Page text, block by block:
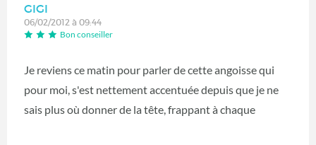
GIGI
06/02/2012 à 09:44
Bon conseiller
Je reviens ce matin pour parler de cette angoisse qui
pour moi, s'est nettement accentuée depuis que je ne
sais plus où donner de la tête, frappant à chaque